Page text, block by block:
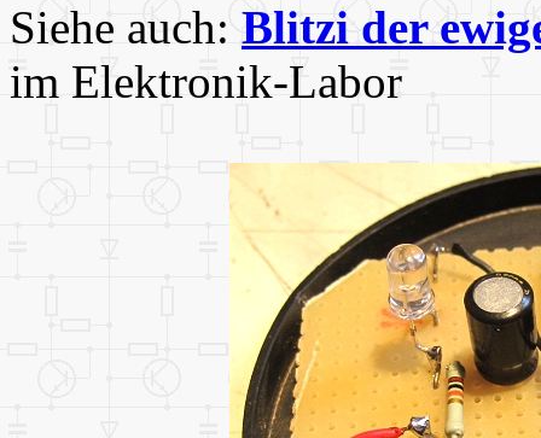
Siehe auch: Blitzi der
im Elektronik-Labor